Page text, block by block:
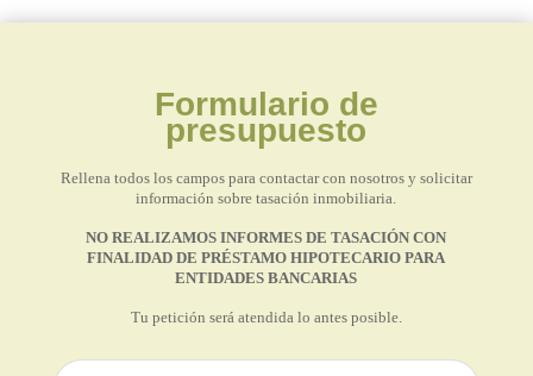
Formulario de
presupuesto
Rellena todos los campos para contactar con nosotros y solicitar
información sobre tasación inmobiliaria.
NO REALIZAMOS INFORMES DE TASACIÓN CON
FINALIDAD DE PRÉSTAMO HIPOTECARIO PARA
ENTIDADES BANCARIAS
Tu petición será atendida lo antes posible.